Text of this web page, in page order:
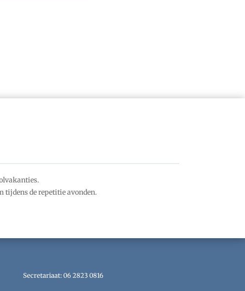
tijdens de repetitie avonden.
Secretariaat: 06 2823 0816